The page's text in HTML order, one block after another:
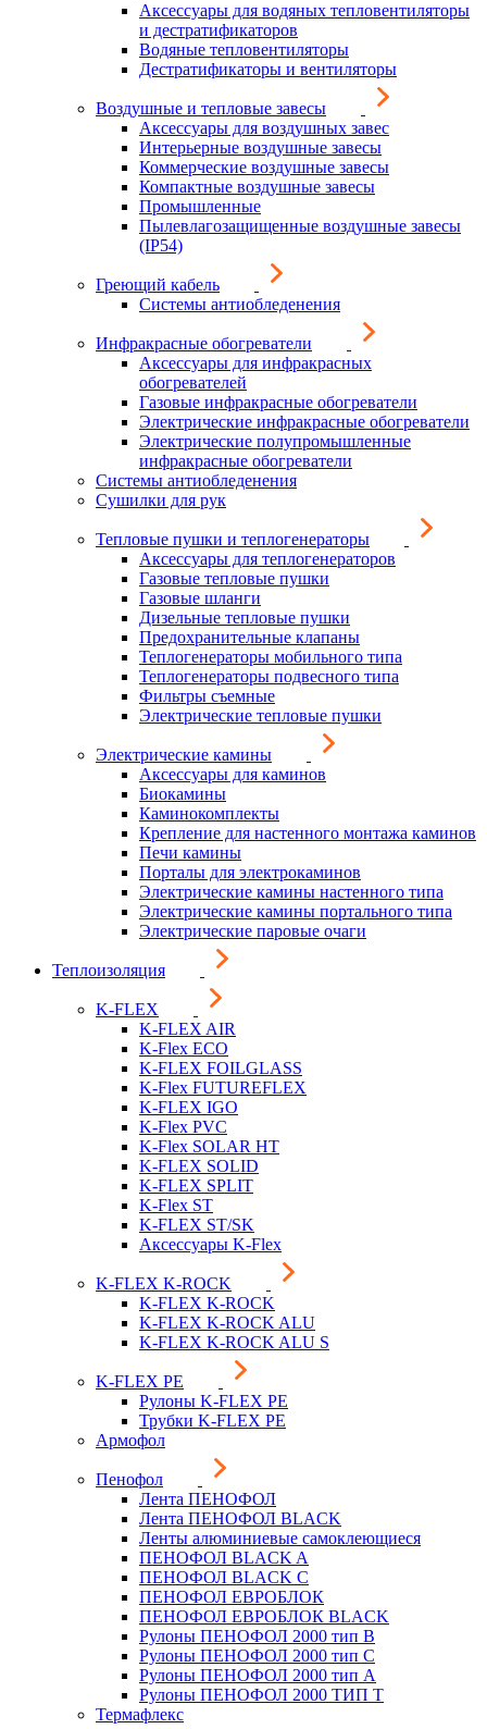
Аксессуары для водяных тепловентиляторы
и дестратификаторов
Водяные тепловентиляторы
Дестратификаторы и вентиляторы
Воздушные и тепловые завесы
Аксессуары для воздушных завес
Интерьерные воздушные завесы
Коммерческие воздушные завесы
Компактные воздушные завесы
Промышленные
Пылевлагозащищенные воздушные завесы
(IP54)
Греющий кабель
Системы антиобледенения
Инфракрасные обогреватели
Аксессуары для инфракрасных
обогревателей
Газовые инфракрасные обогреватели
Электрические инфракрасные обогреватели
Электрические полупромышленные
инфракрасные обогреватели
Системы антиобледенения
Сушилки для рук
Тепловые пушки и теплогенераторы
Аксессуары для теплогенераторов
Газовые тепловые пушки
Газовые шланги
Дизельные тепловые пушки
Предохранительные клапаны
Теплогенераторы мобильного типа
Теплогенераторы подвесного типа
Фильтры съемные
Электрические тепловые пушки
Электрические камины
Аксессуары для каминов
Биокамины
Каминокомплекты
Крепление для настенного монтажа каминов
Печи камины
Порталы для электрокаминов
Электрические камины настенного типа
Электрические камины портального типа
Электрические паровые очаги
Теплоизоляция
K-FLEX
K-FLEX AIR
K-Flex ECO
K-FLEX FOILGLASS
K-Flex FUTUREFLEX
K-FLEX IGO
K-Flex PVC
K-Flex SOLAR HT
K-FLEX SOLID
K-FLEX SPLIT
K-Flex ST
K-FLEX ST/SK
Аксессуары K-Flex
K-FLEX K-ROCK
K-FLEX K-ROCK
K-FLEX K-ROCK ALU
K-FLEX K-ROCK ALU S
K-FLEX PE
Рулоны K-FLEX PE
Трубки K-FLEX PE
Армофол
Пенофол
Лента ПЕНОФОЛ
Лента ПЕНОФОЛ BLACK
Ленты алюминиевые самоклеющиеся
ПЕНОФОЛ BLACK A
ПЕНОФОЛ BLACK С
ПЕНОФОЛ ЕВРОБЛОК
ПЕНОФОЛ ЕВРОБЛОК BLACK
Рулоны ПЕНОФОЛ 2000 тип B
Рулоны ПЕНОФОЛ 2000 тип C
Рулоны ПЕНОФОЛ 2000 тип А
Рулоны ПЕНОФОЛ 2000 ТИП Т
Термафлекс